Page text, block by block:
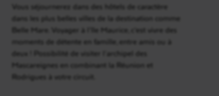
Vous séjournerez dans des hôtels de caractère
dans les plus belles villes de la destination comme
Belle Mare. Voyager à l’île Maurice, c’est vivre des
moments de détente en famille, entre amis ou à
deux ! Possibilité de visiter l’archipel des
Mascareignes en combinant la Réunion et
Rodrigues à votre circuit.